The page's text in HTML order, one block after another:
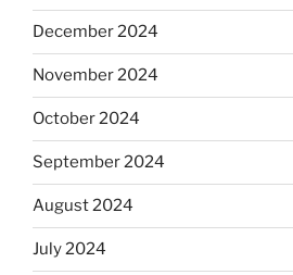
December 2024
November 2024
October 2024
September 2024
August 2024
July 2024